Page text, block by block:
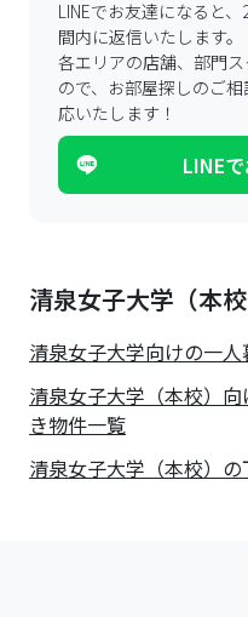
LINEでお友達になると
間内に返信いたします。
各エリアの店舗、部門
ので、 お部屋探しのご
応いたします！
LINE
清泉女子大学（本
清泉女子大学向けの一
清泉女子大学（本校）
き物件一覧
清泉女子大学（本校）